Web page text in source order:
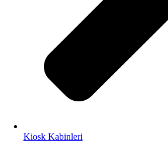
Kiosk Kabinleri